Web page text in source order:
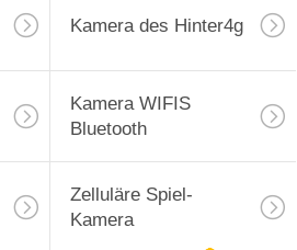
Kamera des Hinter4g
Kamera WIFIS
Bluetooth
Zelluläre Spiel-
Kamera